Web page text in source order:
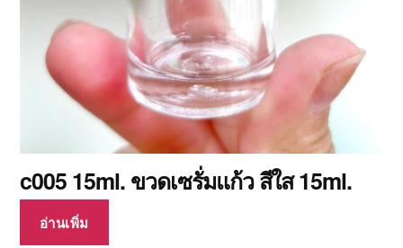
c005 15ml. ขวดเซรั่มแก้ว สีใส 15ml.
อ่านเพิ่ม